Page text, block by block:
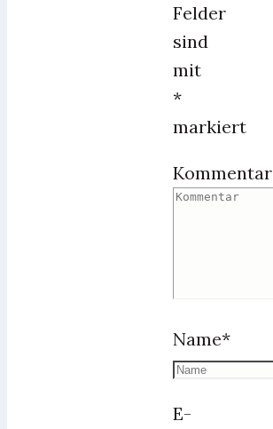
Felder
sind
mit
*
markiert
Kommentar
Name*
E-